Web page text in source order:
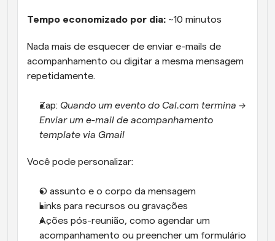
Tempo economizado por dia: ~10 minutos
Nada mais de esquecer de enviar e-mails de
acompanhamento ou digitar a mesma mensagem
repetidamente.
Zap: Quando um evento do Cal.com termina →
Enviar um e-mail de acompanhamento
template via Gmail
Você pode personalizar:
O assunto e o corpo da mensagem
Links para recursos ou gravações
Ações pós-reunião, como agendar um
acompanhamento ou preencher um formulário